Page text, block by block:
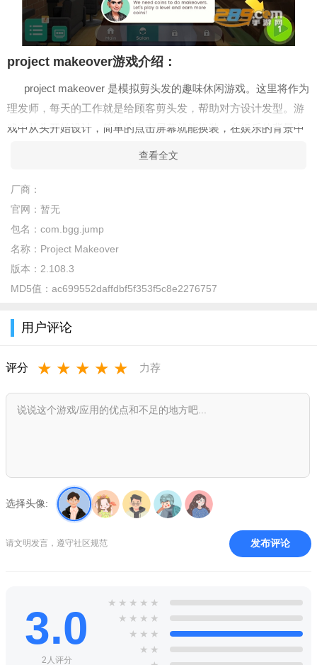
project makeover游戏介绍：
project makeover 是模拟剪头发的趣味休闲游戏。这里将作为
理发师，每天的工作就是给顾客剪头发，帮助对方设计发型。游
戏中从头开始设计，简单的点击屏幕就能换装，在娱乐的背景中
让整个人都焕发光彩，吸引更多回头率。
2、首先是其内容比较的全面，整体的乐趣很高，可以在任何
的时候来进行玩耍娱乐；
3、没有特别复杂的操作，轻轻的点击屏幕，然后大家就可以
project makeover 小编简评：
1、游戏中你将帮助各种各样的人们来选择时髦的衣服，发
2、让你在游戏中来让你的客户们拥有全新的面貌，成为最前
件都能产生效果。
project makeover 游戏玩法：
1、这里将作为理发师，每天的工作就是给顾客剪头发，帮助
的背景中让整个人都焕发光彩。
查看全文
厂商：
官网： 暂无
包名： com.bgg.jump
名称： Project Makeover
版本： 2.108.3
MD5值： ac699552daffdbf5f353f5c8e2276757
用户评论
评分 ★ ★ ★ ★ ★ 力荐
选择头像:
请文明发言，遵守社区规范 发布评论
3.0
2人评分
★ ★ ★ ★ ★
★ ★ ★ ★
★ ★ ★
★ ★